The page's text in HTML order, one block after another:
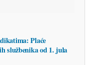
Plaće
službenika od 1. jula